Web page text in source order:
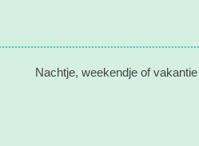
Nachtje, weekendje of